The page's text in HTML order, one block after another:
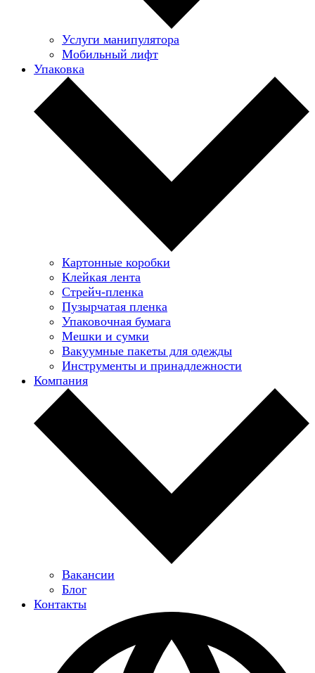
Услуги манипулятора
Мобильный лифт
Упаковка
Картонные коробки
Клейкая лента
Стрейч-пленка
Пузырчатая пленка
Упаковочная бумага
Мешки и сумки
Вакуумные пакеты для одежды
Инструменты и принадлежности
Компания
Вакансии
Блог
Контакты